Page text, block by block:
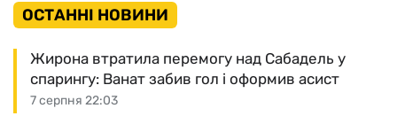
ОСТАННІ НОВИНИ
7 серпня 22:03
Жирона втратила перемогу над Сабадель у
спарингу: Ванат забив гол і оформив асист